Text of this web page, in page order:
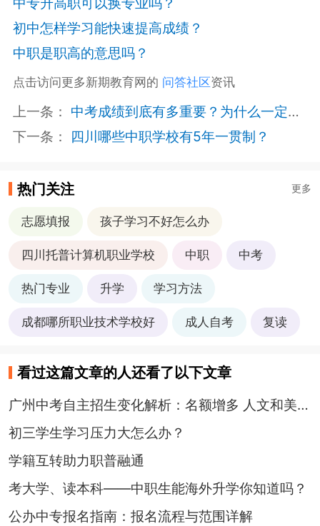
初中怎样学习能快速提高成绩？
中职是职高的意思吗？
点击访问更多新期教育网的 问答社区资讯
上一条： 中考成绩到底有多重要？为什么一定要争取上重点高中？
下一条： 四川哪些中职学校有5年一贯制？
热门关注 更多
志愿填报 孩子学习不好怎么办
四川托普计算机职业学校 中职 中考
热门专业 升学 学习方法
成都哪所职业技术学校好 成人自考 复读
看过这篇文章的人还看了以下文章
广州中考自主招生变化解析：名额增多 人文和美术亦有机会
初三学生学习压力大怎么办？
学籍互转助力职普融通
考大学、读本科——中职生能海外升学你知道吗？
公办中专报名指南：报名流程与范围详解